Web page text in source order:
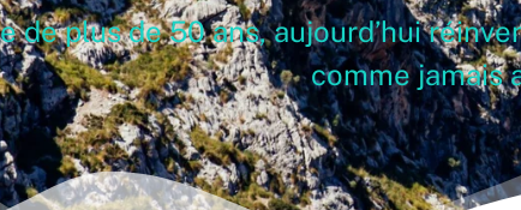
de plus de 50 ans, aujourd’hui
comme jamais